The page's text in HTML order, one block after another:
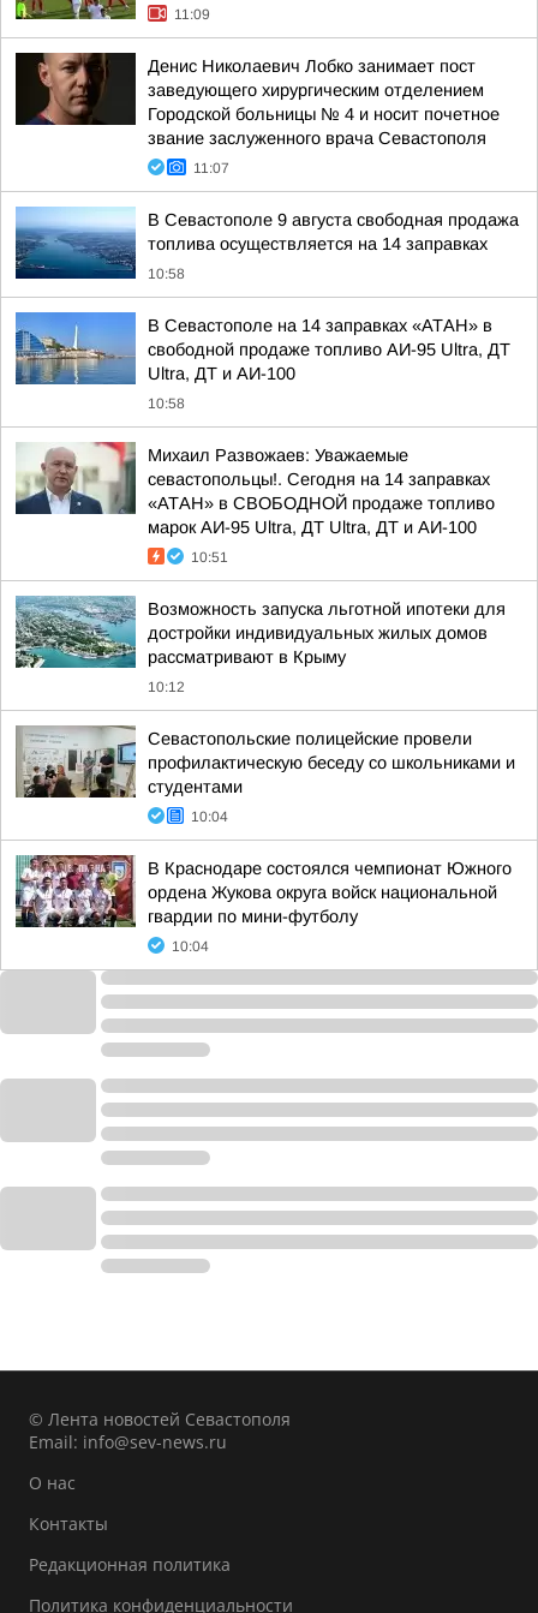
11:09
Денис Николаевич Лобко занимает пост
заведующего хирургическим отделением
Городской больницы № 4 и носит почетное
звание заслуженного врача Севастополя
11:07
В Севастополе 9 августа свободная продажа
топлива осуществляется на 14 заправках
10:58
В Севастополе на 14 заправках «АТАН» в
свободной продаже топливо АИ-95 Ultra, ДТ
Ultra, ДТ и АИ-100
10:58
Михаил Развожаев: Уважаемые
севастопольцы!. Сегодня на 14 заправках
«АТАН» в СВОБОДНОЙ продаже топливо
марок АИ-95 Ultra, ДТ Ultra, ДТ и АИ-100
10:51
Возможность запуска льготной ипотеки для
достройки индивидуальных жилых домов
рассматривают в Крыму
10:12
Севастопольские полицейские провели
профилактическую беседу со школьниками и
студентами
10:04
В Краснодаре состоялся чемпионат Южного
ордена Жукова округа войск национальной
гвардии по мини-футболу
10:04
© Лента новостей Севастополя
Email: info@sev-news.ru
О нас
Контакты
Редакционная политика
Политика конфиденциальности